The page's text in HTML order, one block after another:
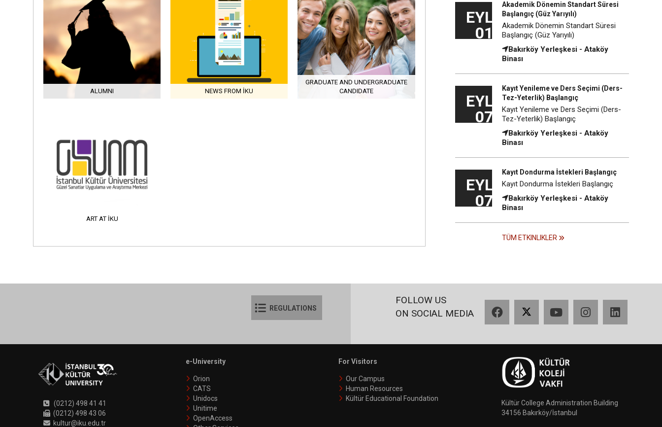
ALUMNI NEWS FROM İKU
GRADUATE AND UNDERGRADUATE
CANDIDATE
ART AT İKU
EYL
01
Akademik Dönemin Standart Süresi
Başlangıç (Güz Yarıyılı)
Akademik Dönemin Standart Süresi
Başlangıç (Güz Yarıyılı)
Bakırköy Yerleşkesi - Ataköy
Binası
EYL
07
Kayıt Yenileme ve Ders Seçimi (Ders-
Tez-Yeterlik) Başlangıç
Kayıt Yenileme ve Ders Seçimi (Ders-
Tez-Yeterlik) Başlangıç
Bakırköy Yerleşkesi - Ataköy
Binası
EYL
07
Kayıt Dondurma İstekleri Başlangıç
Kayıt Dondurma İstekleri Başlangıç
Bakırköy Yerleşkesi - Ataköy
Binası
TÜM ETKINLIKLER
REGULATIONS
FOLLOW US
ON SOCIAL MEDIA
(0212) 498 41 41
(0212) 498 43 06
kultur@iku.edu.tr
e-University
Orion
CATS
Unidocs
Unitime
OpenAccess
For Visitors
Our Campus
Human Resources
Kültür Educational Foundation
Kültür College Administration Building
34156 Bakırköy/İstanbul